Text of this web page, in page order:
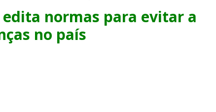
normas para evitar a
no país